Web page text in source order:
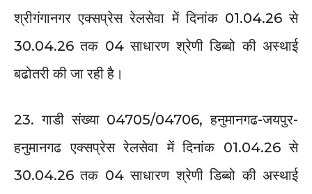
श्रीगंगानगर एक्सप्रेस रेलसेवा में दिनांक 01.04.26 से
30.04.26 तक 04 साधारण श्रेणी डिब्बो की अस्थाई
बढोतरी की जा रही है।
23. गाडी संख्या 04705/04706, हनुमानगढ-जयपुर-
हनुमानगढ एक्सप्रेस रेलसेवा में दिनांक 01.04.26 से
30.04.26 तक 04 साधारण श्रेणी डिब्बो की अस्थाई